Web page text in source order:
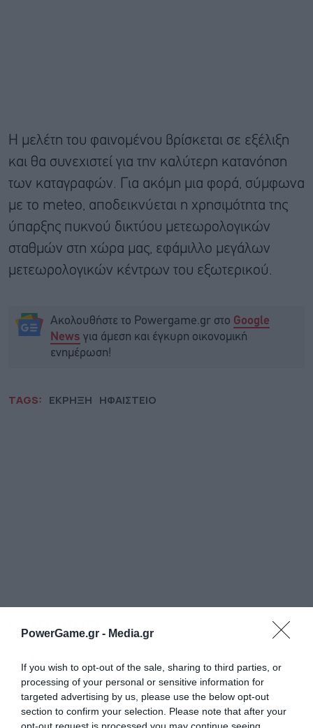
PowerGame.gr - Media.gr
If you wish to opt-out of the sale, sharing to third parties, or
processing of your personal or sensitive information for
targeted advertising by us, please use the below opt-out
section to confirm your selection. Please note that after your
opt-out request is processed you may continue seeing
Η μελέτη του φαινομένου βρίσκεται σε εξέλιξη
και θα συνεχιστεί για την καλύτερη κατανόηση
των καταγραφών. Για ακόμη μια φορά, σύμφωνα
με το meteo, αποδεικνύεται η χρησιμότητα της
ύπαρξης πυκνού δικτύου μετεωρολογικών
σταθμών στη χώρα μας, εφάμιλλο μεγάλων
μετεωρολογικών κέντρων του εξωτερικού.
Ακολουθήστε το Powergame.gr στο Google
News για άμεση και έγκυρη οικονομική
ενημέρωση!
TAGS: ΕΚΡΗΞΗ ΗΦΑΙΣΤΕΙΟ
χορού αξίας 400 εκατ. του Τράμπ
20:28
ΔΕΗ: Εξαγοράζει έργα ΑΠΕ 2 GW σε Πολωνία και
Ουγγαρία